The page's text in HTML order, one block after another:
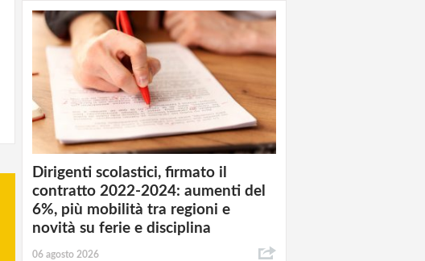
Dirigenti scolastici, firmato il
contratto 2022-2024: aumenti del
6%, più mobilità tra regioni e
novità su ferie e disciplina
06 agosto 2026